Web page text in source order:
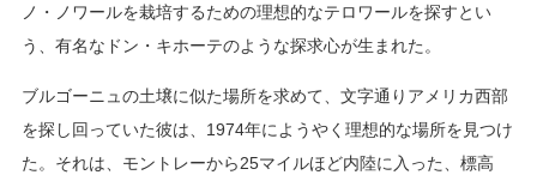
ノ・ノワールを栽培するための理想的なテロワールを探すとい
う、有名なドン・キホーテのような探求心が生まれた。
ブルゴーニュの土壌に似た場所を求めて、文字通りアメリカ西部
を探し回っていた彼は、1974年にようやく理想的な場所を見つけ
た。それは、モントレーから25マイルほど内陸に入った、標高